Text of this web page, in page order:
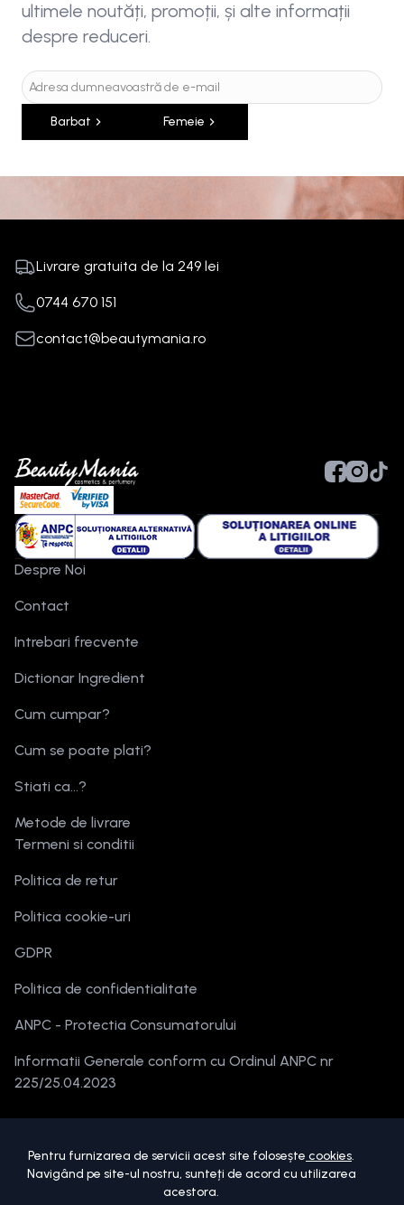
ultimele noutăți, promoții, și alte informații
despre reduceri.
Barbat Femeie
Livrare gratuita de la 249 lei
0744 670 151
contact@beautymania.ro
Despre Noi
Contact
Intrebari frecvente
Dictionar Ingredient
Cum cumpar?
Cum se poate plati?
Stiati ca...?
Metode de livrare
Termeni si conditii
Politica de retur
Politica cookie-uri
GDPR
Politica de confidentialitate
ANPC - Protectia Consumatorului
Informatii Generale conform cu Ordinul ANPC nr
225/25.04.2023
Pentru furnizarea de servicii acest site folosește cookies.
Navigând pe site-ul nostru, sunteți de acord cu utilizarea
acestora.